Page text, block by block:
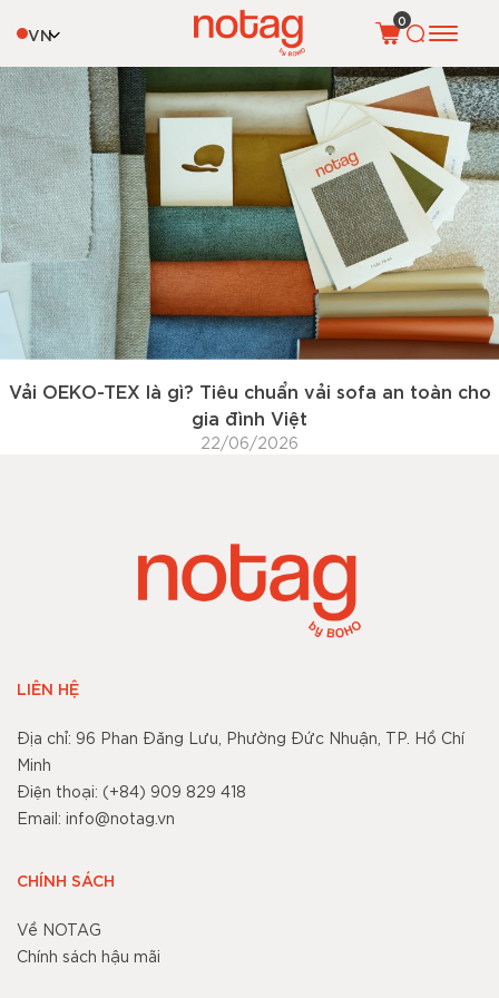
VN
0
Vải OEKO-TEX là gì? Tiêu chuẩn vải sofa an toàn cho
gia đình Việt
22/06/2026
LIÊN HỆ
Địa chỉ: 96 Phan Đăng Lưu, Phường Đức Nhuận, TP. Hồ Chí
Minh
Điện thoại: (+84) 909 829 418
Email: info@notag.vn
CHÍNH SÁCH
Về NOTAG
Chính sách hậu mãi